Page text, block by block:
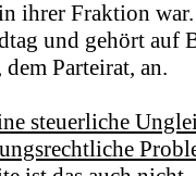
ihrer Fraktion
und gehört auf
Parteirat, an.
steuerliche